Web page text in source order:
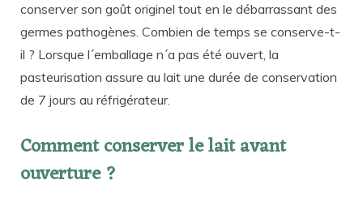
conserver son goût originel tout en le débarrassant des
germes pathogènes. Combien de temps se conserve-t-
il ? Lorsque l´emballage n´a pas été ouvert, la
pasteurisation assure au lait une durée de conservation
de 7 jours au réfrigérateur.
Comment conserver le lait avant
ouverture ?